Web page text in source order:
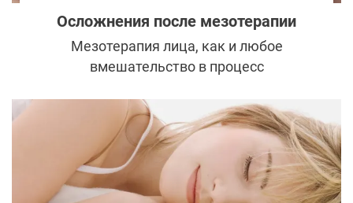
Осложнения после мезотерапии
Мезотерапия лица, как и любое
вмешательство в процесс
сопровождаться побочными эффектами.
Есть ли шанс избежать осложнений после
мезотерапии и как вести себя во время
реабилитации?